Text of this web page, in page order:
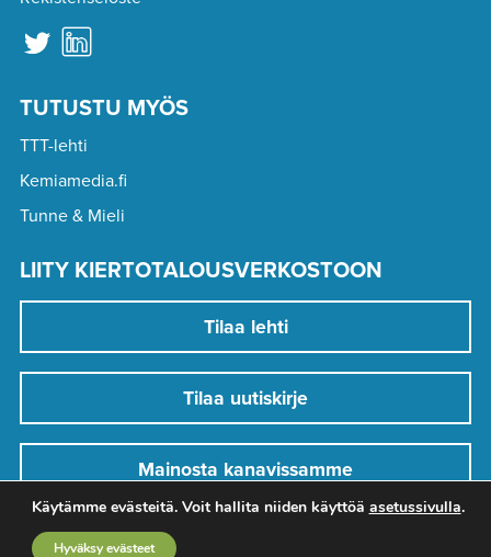
TUTUSTU MYÖS
TTT-lehti
Kemiamedia.fi
Tunne & Mieli
LIITY KIERTOTALOUSVERKOSTOON
Tilaa lehti
Tilaa uutiskirje
Mainosta kanavissamme
Käytämme evästeitä. Voit hallita niiden käyttöä asetussivulla.
Hyväksy evästeet